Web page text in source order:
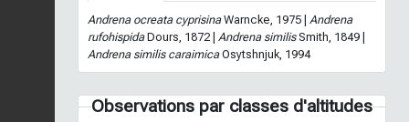
Andrena ocreata cyprisinaWarncke, 1975 | Andrena
rufohispidaDours, 1872 | Andrena similisSmith, 1849 |
Andrena similis caraimicaOsytshnjuk, 1994
Observations par classes d'altitudes